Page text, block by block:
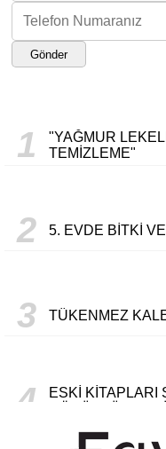
Gönder
1
"YAĞMUR
TEMIZLEME"
2 5. EVDE BITKI
3 TÜKENMEZ
4
ESKI KITAPLARI